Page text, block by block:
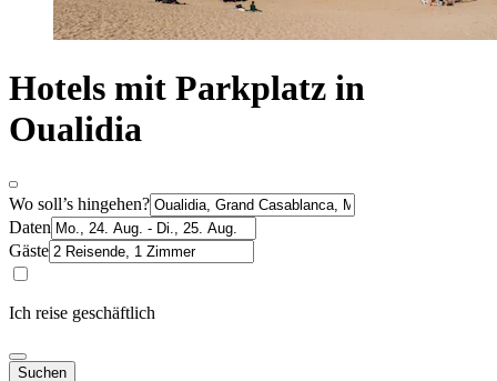
Hotels mit Parkplatz in
Oualidia
Wo soll’s hingehen?
Daten
Gäste
Ich reise geschäftlich
Suchen